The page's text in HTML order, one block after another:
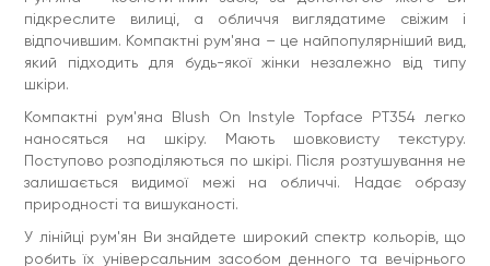
підкреслите вилиці, а обличчя виглядатиме свіжим і
відпочившим. Компактні рум'яна – це найпопулярніший вид,
який підходить для будь-якої жінки незалежно від типу
шкіри.
Компактні рум'яна Blush On Instyle Topface PT354 легко
наносяться на шкіру. Мають шовковисту текстуру.
Поступово розподіляються по шкірі. Після розтушування не
залишається видимої межі на обличчі. Надає образу
природності та вишуканості.
У лінійці рум'ян Ви знайдете широкий спектр кольорів, що
робить їх універсальним засобом денного та вечірнього